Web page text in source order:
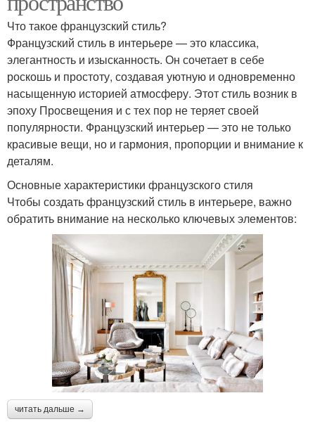
Что такое французский стиль?
Французский стиль в интерьере — это классика,
элегантность и изысканность. Он сочетает в себе
роскошь и простоту, создавая уютную и одновременно
насыщенную историей атмосферу. Этот стиль возник в
эпоху Просвещения и с тех пор не теряет своей
популярности. Французский интерьер — это не только
красивые вещи, но и гармония, пропорции и внимание к
деталям.
Основные характеристики французского стиля
Чтобы создать французский стиль в интерьере, важно
обратить внимание на несколько ключевых элементов:
читать дальше →